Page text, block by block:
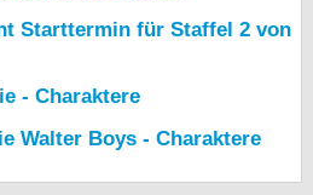
Starttermin für Staffel 2 von
- Charaktere
Walter Boys - Charaktere